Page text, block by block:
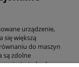
urządzenie,
się większą
do maszyn
są zdolne
co jest niezbędne w